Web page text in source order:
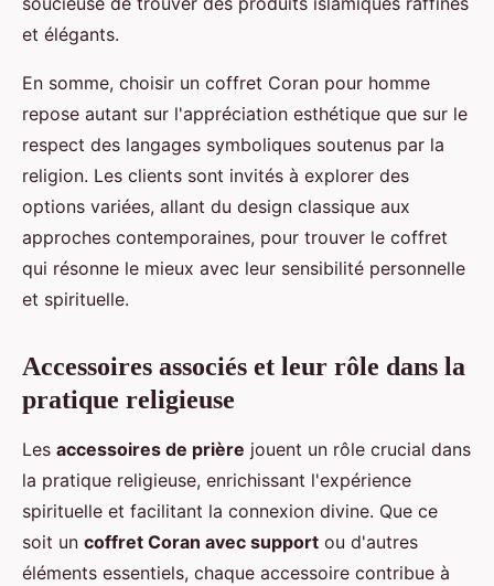
et élégants.
En somme, choisir un coffret Coran pour homme
repose autant sur l'appréciation esthétique que sur le
respect des langages symboliques soutenus par la
religion. Les clients sont invités à explorer des
options variées, allant du design classique aux
approches contemporaines, pour trouver le coffret
qui résonne le mieux avec leur sensibilité personnelle
et spirituelle.
Accessoires associés et leur rôle dans la
pratique religieuse
Les accessoires de prière jouent un rôle crucial dans
la pratique religieuse, enrichissant l'expérience
spirituelle et facilitant la connexion divine. Que ce
soit un coffret Coran avec support ou d'autres
éléments essentiels, chaque accessoire contribue à